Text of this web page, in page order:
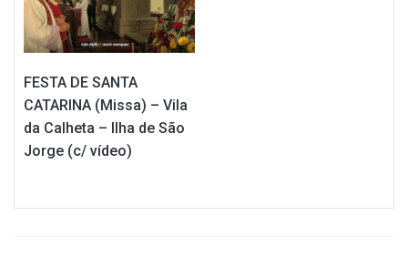
FESTA DE SANTA
CATARINA (Missa) – Vila
da Calheta – Ilha de São
Jorge (c/ vídeo)